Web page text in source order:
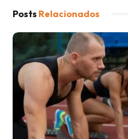
Posts Relacionados